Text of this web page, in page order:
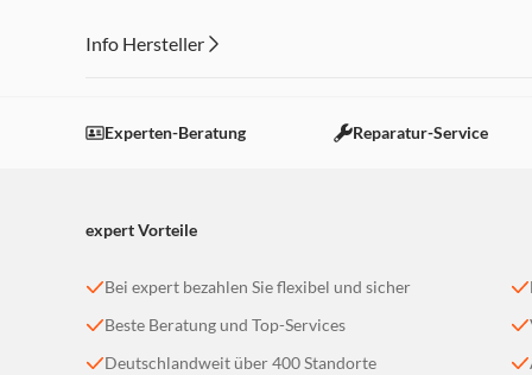
Info Hersteller
Einstellungen anpassen
Experten-Beratung Reparatur-Service
expert Vorteile
Bei expert bezahlen Sie flexibel und sicher
Beste Beratung und Top-Services
Deutschlandweit über 400 Standorte